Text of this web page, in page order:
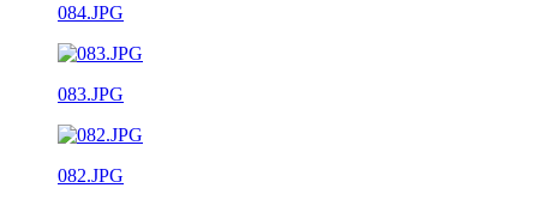
084.JPG
083.JPG
082.JPG